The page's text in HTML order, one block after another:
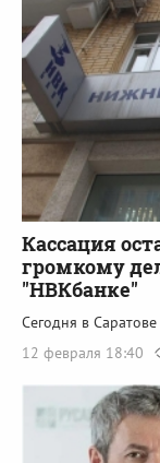
Кассация
громкому
"НВКбанке"
Сегодня в
12 февраля 18:40